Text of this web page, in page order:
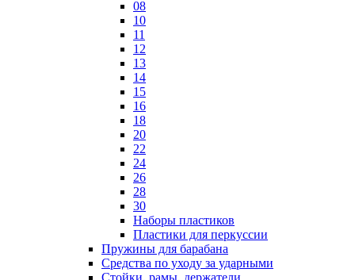
08
10
11
12
13
14
15
16
18
20
22
24
26
28
30
Наборы пластиков
Пластики для перкуссии
Пружины для барабана
Средства по уходу за ударными
Стойки, рамы, держатели